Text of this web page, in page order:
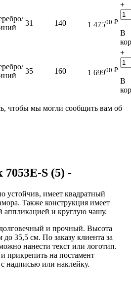
31 140 1 47500 ₽
+
−
В
35 160 1 69900 ₽
+
−
В
чтобы мы могли сообщить вам об
7053E-S (5) -
устойчив, имеет квадратный
Также конструкция имеет
аппликацией и круглую чашу.
и прочный. Высота
до 35,5 см. По заказу клиента за
нанести текст или логотип.
прикрепить на постамент
надписью или наклейку.